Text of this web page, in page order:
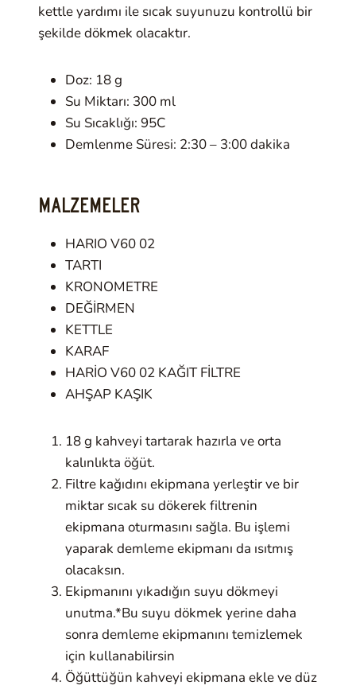
kettle yardımı ile sıcak suyunuzu kontrollü bir
şekilde dökmek olacaktır.
Doz: 18 g
Su Miktarı: 300 ml
Su Sıcaklığı: 95C
Demlenme Süresi: 2:30 – 3:00 dakika
MALZEMELER
HARIO V60 02
TARTI
KRONOMETRE
DEĞİRMEN
KETTLE
KARAF
HARİO V60 02 KAĞIT FİLTRE
AHŞAP KAŞIK
18 g kahveyi tartarak hazırla ve orta
kalınlıkta öğüt.
Filtre kağıdını ekipmana yerleştir ve bir
miktar sıcak su dökerek filtrenin
ekipmana oturmasını sağla. Bu işlemi
yaparak demleme ekipmanı da ısıtmış
olacaksın.
Ekipmanını yıkadığın suyu dökmeyi
unutma.*Bu suyu dökmek yerine daha
sonra demleme ekipmanını temizlemek
için kullanabilirsin
Öğüttüğün kahveyi ekipmana ekle ve düz